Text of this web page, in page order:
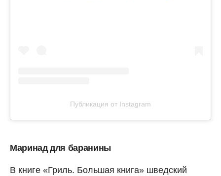
Публикация от Instagram
Маринад для баранины
В книге «Гриль. Большая книга» шведский